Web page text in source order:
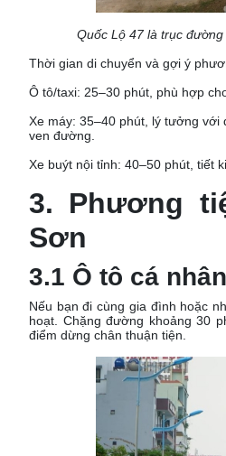
Quốc Lộ 47 là trục
Thời gian di chuyển và gợi ý
Ô tô/taxi: 25–30 phút, phù hợp
Xe máy: 35–40 phút, lý tưởng
ven đường.
Xe buýt nội tỉnh: 40–50 phút, tiết
3. Phương
Sơn
3.1 Ô tô cá nhân
Nếu bạn đi cùng gia đình hoặc
hoạt. Chặng đường khoảng 30
điểm dừng chân thuận tiện.